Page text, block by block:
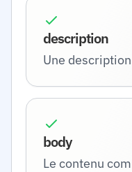
description
Une
body
Le contenu